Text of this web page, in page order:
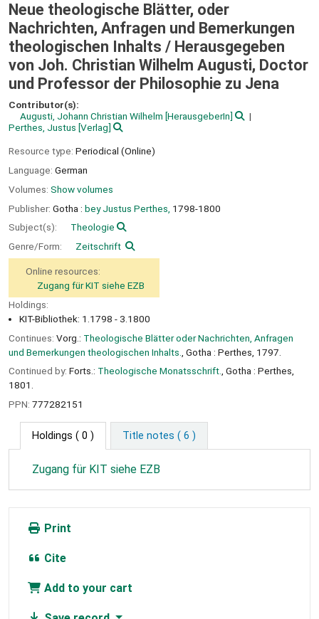
Neue theologische Blätter, oder
Nachrichten, Anfragen und Bemerkungen
theologischen Inhalts / Herausgegeben
von Joh. Christian Wilhelm Augusti, Doctor
und Professor der Philosophie zu Jena
Contributor(s):
Augusti, Johann Christian Wilhelm [HerausgeberIn]
Perthes, Justus [Verlag]
Resource type: Periodical (Online)
Language: German
Volumes: Show volumes
Publisher: Gotha : bey Justus Perthes, 1798-1800
Subject(s):
Theologie
Genre/Form:
Zeitschrift
Online resources:
Zugang für KIT siehe EZB
Holdings:
KIT-Bibliothek: 1.1798 - 3.1800
Continues: Vorg.: Theologische Blätter oder Nachrichten, Anfragen
und Bemerkungen theologischen Inhalts.
, Gotha : Perthes, 1797.
Continued by: Forts.: Theologische Monatsschrift., Gotha : Perthes,
1801.
PPN: 777282151
Holdings ( 0 ) Title notes ( 6 )
Zugang für KIT siehe EZB
Print
Cite
Add to your cart